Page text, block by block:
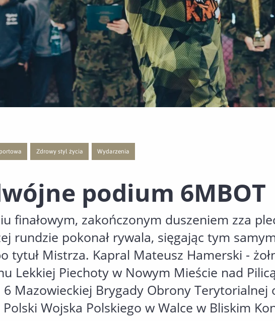
strony z listą publikacji o kategorii Rywalizacja sportowa
Zdrowy styl życia
Przejście do nowej strony z listą publikacji o kategorii Zdrowy styl życia
Wydarzenia
Przejście do nowej strony z listą publikacji o kategorii Wydarzenia
podium 6MBOT
finałowym, zakończonym duszeniem zza
rundzie pokonał rywala, sięgając tym
tytuł Mistrza. Kapral Mateusz Hamerski -
Lekkiej Piechoty w Nowym Mieście nad
6 Mazowieckiej Brygady Obrony Terytorialnej
Wojska Polskiego w Walce w Bliskim